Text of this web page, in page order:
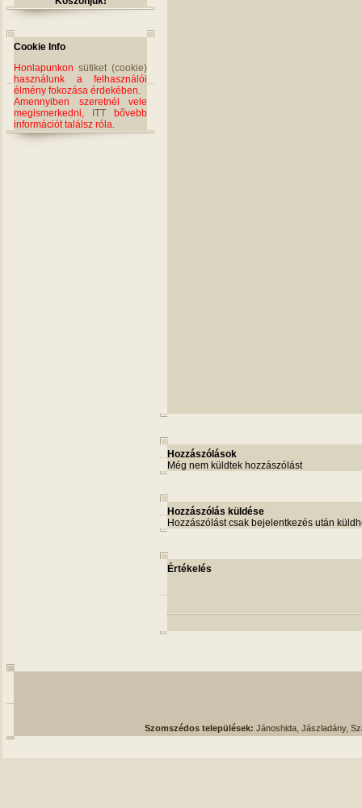
Cookie Info
Honlapunkon sütiket (cookie)
használunk a felhasználói
élmény fokozása érdekében.
Amennyiben szeretnél vele
megismerkedni,
ITT bővebb
információt találsz róla.
Hozzászólások
Még nem küldtek hozzászólást
Hozzászólás küldése
Hozzászólást csak bejelentkezés után
Értékelés
Szomszédos települések: Jánoshida, Jászladány,